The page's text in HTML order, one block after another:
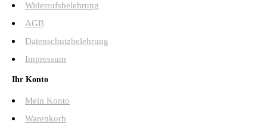
Widerrufsbelehrung
AGB
Datenschutzbelehrung
Impressum
Ihr Konto
Mein Konto
Warenkorb